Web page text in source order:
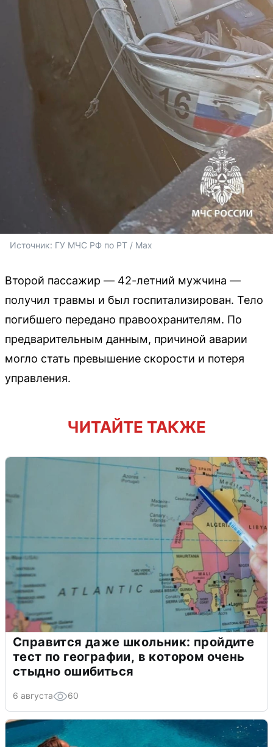
Источник: ГУ МЧС РФ по РТ / Max
Второй пассажир — 42-летний мужчина —
получил травмы и был госпитализирован. Тело
погибшего передано правоохранителям. По
предварительным данным, причиной аварии
могло стать превышение скорости и потеря
управления.
ЧИТАЙТЕ ТАКЖЕ
Справится даже школьник: пройдите
тест по географии, в котором очень
стыдно ошибиться
6 августа 60